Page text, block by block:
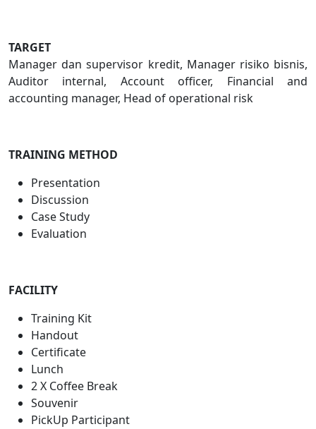
TARGET
Manager dan supervisor kredit, Manager risiko bisnis,
Auditor internal, Account officer, Financial and
accounting manager, Head of operational risk
TRAINING METHOD
Presentation
Discussion
Case Study
Evaluation
FACILITY
Training Kit
Handout
Certificate
Lunch
2 X Coffee Break
Souvenir
PickUp Participant